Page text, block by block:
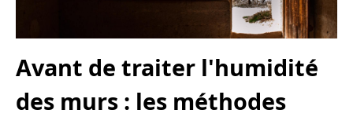
Avant de traiter l'humidité
des murs : les méthodes